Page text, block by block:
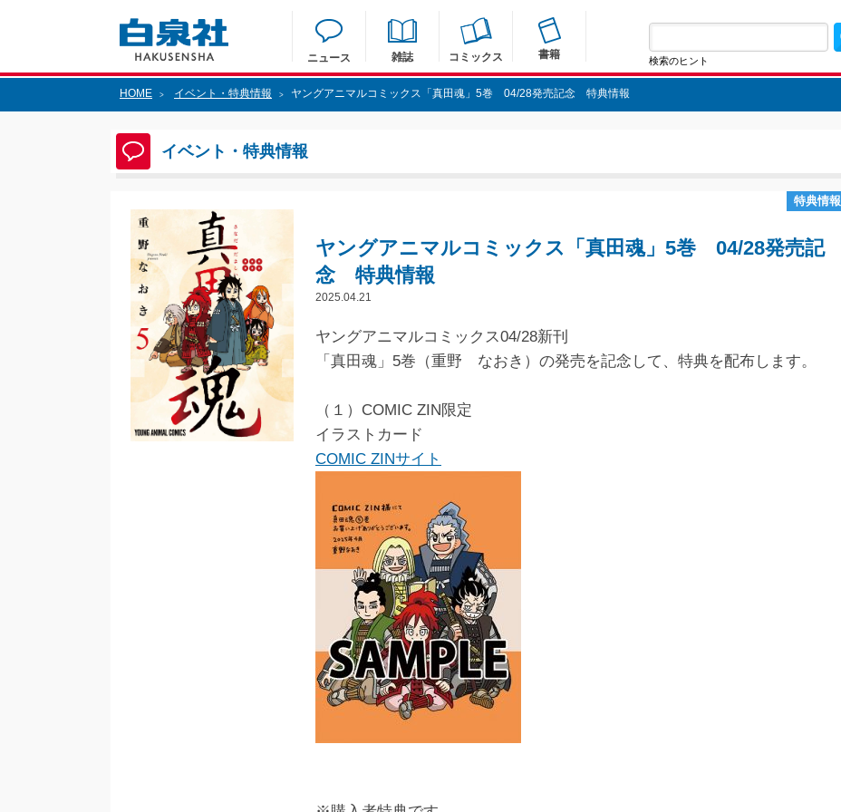
ニュース 雑誌 コミックス 書籍 検索のヒント
HOME > イベント・特典情報 > ヤングアニマルコミックス「真田魂」5巻 04/28発売記念 特典情報
イベント・特典情報
特典情報
ヤングアニマルコミックス「真田魂」5巻 04/28発売記
念 特典情報
2025.04.21
ヤングアニマルコミックス04/28新刊
「真田魂」5巻（重野 なおき）の発売を記念して、特典を配布します。
（１）COMIC ZIN限定
イラストカード
COMIC ZINサイト